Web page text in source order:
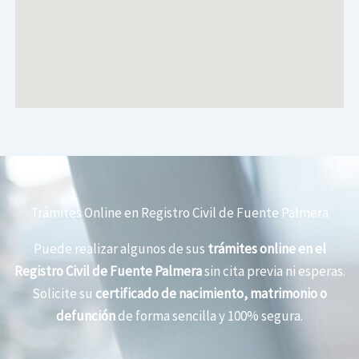
Trámites Online en Registro Civil de Fuente Palmera
Puede realizar algunos de sus trámites online en el
Registro Civil de Fuente Palmerasin cita previa ni esperas.
Solicite su certificado de nacimiento, matrimonio o
defunciónde forma sencilla y 100% segura.